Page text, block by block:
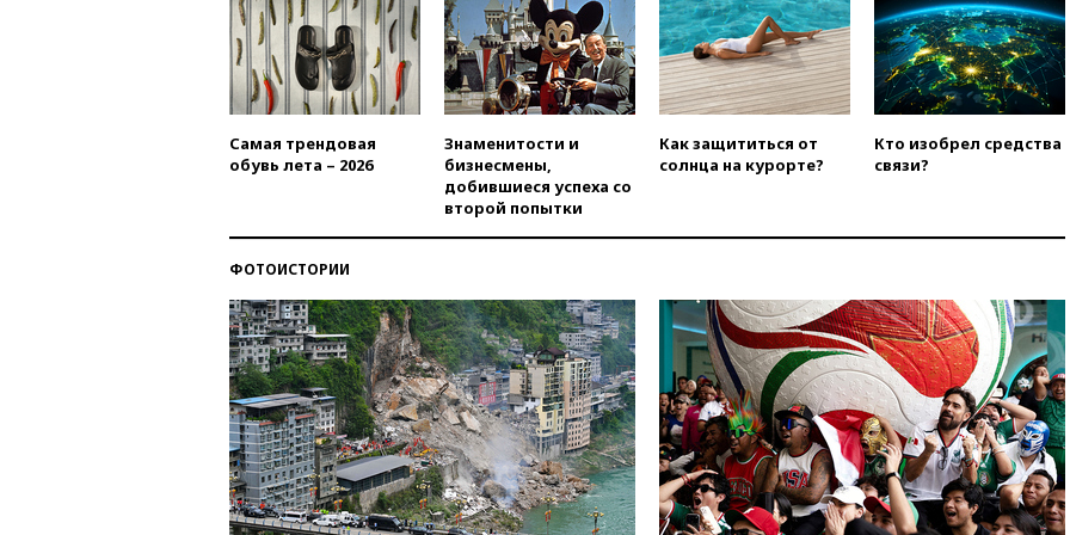
обсуждают координацию
усилий против наркотрафика
вчера, 05:30ВМС Испании
усилили присутствие в Сеуте
на фоне миграционного
кризиса
вчера, 03:30 В Минстрое
войну»
вчера, 01:35Мигрант погиб
при попытке попасть из
Марокко в Сеуту на параплане
вчера, 00:30FT: ЕС не готов
принять в блок Украину из-за
уровня коррупции
7 августаЛукашенко
Самая трендовая
обувь лета – 2026
Знаменитости и
бизнесмены,
добившиеся успеха со
второй попытки
Как защититься от
солнца на курорте?
Кто изобрел средства
связи?
ФОТОИСТОРИИ